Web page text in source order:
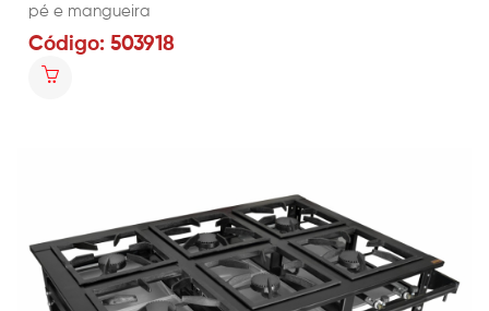
pé e mangueira
Código: 503918